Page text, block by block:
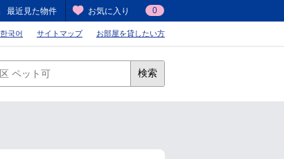
最近見た物件 お気に入り 0
한국어 サイトマップ お部屋を貸したい方
検索